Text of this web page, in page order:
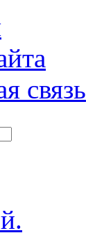
связь